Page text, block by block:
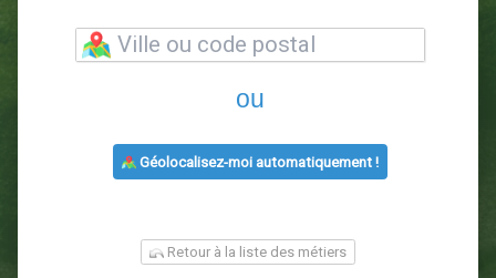
votre projet :
ou